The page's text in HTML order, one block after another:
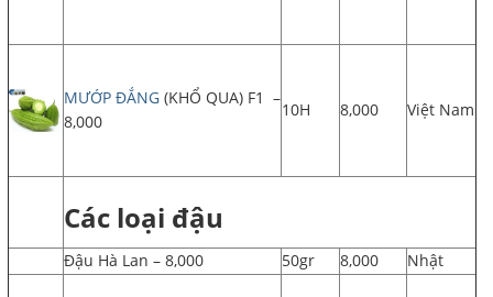
MƯỚP ĐẮNG (KHỔ QUA) F1 –
8,000
10H 8,000 Việt Nam
Các loại đậu
Đậu Hà Lan – 8,000 50gr 8,000 Nhật